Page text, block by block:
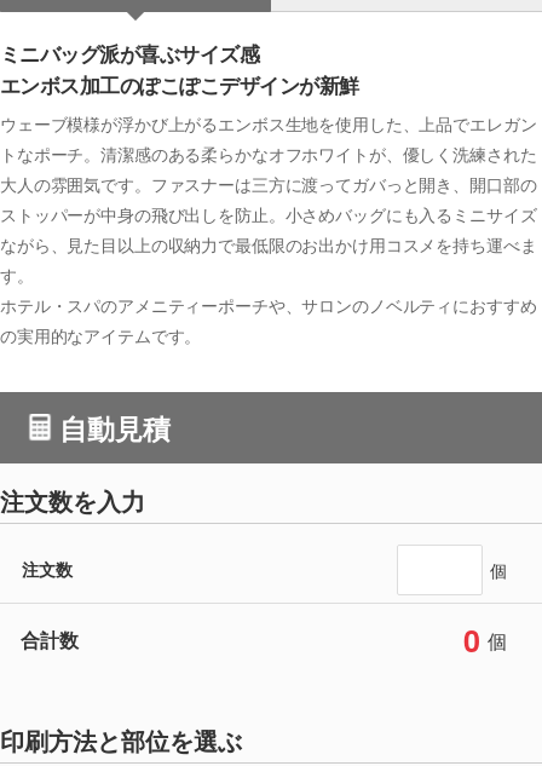
ミニバッグ派が喜ぶサイズ感
エンボス加工のぽこぽこデザインが新鮮
ウェーブ模様が浮かび上がるエンボス生地を使用した、上品でエレガン
トなポーチ。清潔感のある柔らかなオフホワイトが、優しく洗練された
大人の雰囲気です。ファスナーは三方に渡ってガバっと開き、開口部の
ストッパーが中身の飛び出しを防止。小さめバッグにも入るミニサイズ
ながら、見た目以上の収納力で最低限のお出かけ用コスメを持ち運べま
す。
ホテル・スパのアメニティーポーチや、サロンのノベルティにおすすめ
の実用的なアイテムです。
自動見積
注文数を入力
注文数 個
合計数 0 個
印刷方法と部位を選ぶ